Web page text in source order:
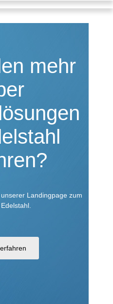
mehr
Landingpage zum